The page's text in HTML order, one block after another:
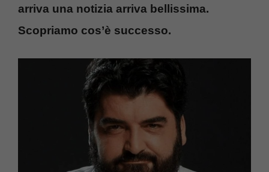
arriva una notizia arriva bellissima.
Scopriamo cos’è successo.